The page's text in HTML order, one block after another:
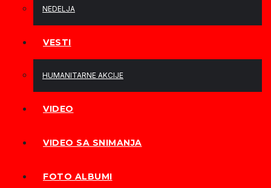
NEDELJA
VESTI
HUMANITARNE AKCIJE
VIDEO
VIDEO SA SNIMANJA
FOTO ALBUMI